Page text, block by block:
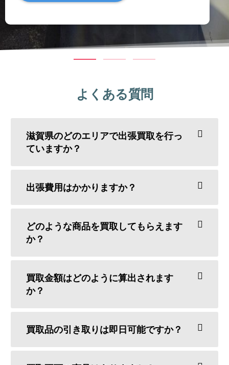
よくある質問
滋賀県のどのエリアで出張買取を行っ
ていますか？
出張費用はかかりますか？
どのような商品を買取してもらえます
か？
買取金額はどのように算出されます
か？
買取品の引き取りは即日可能ですか？